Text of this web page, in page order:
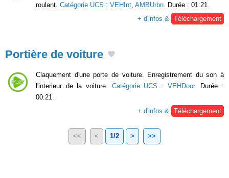
roulant. Catégorie UCS : VEHInt AMBUrbn . Durée : 01:21.
+ d'infos &
Téléchargement
Portière de voiture
Claquement d'une porte de voiture. Enregistrement du son à
l'interieur de la voiture. Catégorie UCS : VEHDoor. Durée :
00:21.
+ d'infos & Téléchargement
<< < 1/2 > >>